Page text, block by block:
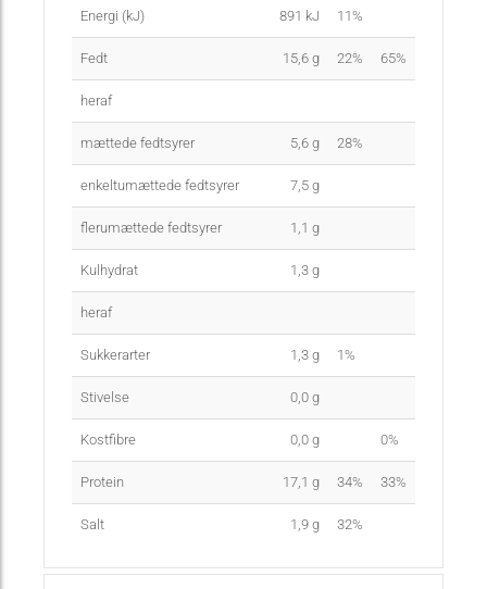
Energi (kJ) 891 kJ 11%
Fedt 15,6 g 22% 65%
heraf
mættede fedtsyrer 5,6 g 28%
enkeltumættede fedtsyrer 7,5 g
flerumættede fedtsyrer 1,1 g
Kulhydrat 1,3 g
heraf
Sukkerarter 1,3 g 1%
Stivelse 0,0 g
Kostfibre 0,0 g 0%
Protein 17,1 g 34% 33%
Salt 1,9 g 32%